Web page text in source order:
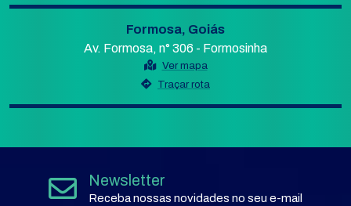
Formosa, Goiás
Av. Formosa, n° 306 - Formosinha
Ver mapa
Traçar rota
Newsletter
Receba nossas novidades no seu e-mail